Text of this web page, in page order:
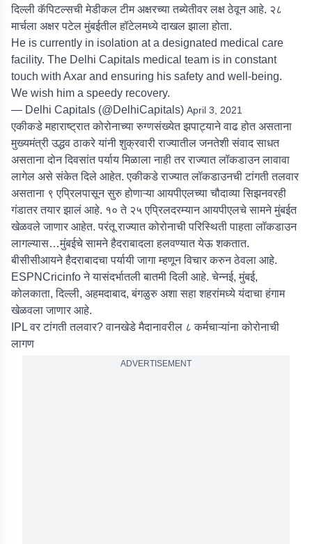
दिल्ली कॅपिटल्सची मेडीकल टीम अक्षरच्या तब्येतीवर लक्ष ठेवून आहे. २८
मार्चला अक्षर पटेल मुंबईतील हॉटेलमध्ये दाखल झाला होता.
He is currently in isolation at a designated medical care
facility. The Delhi Capitals medical team is in constant
touch with Axar and ensuring his safety and well-being.
We wish him a speedy recovery.
— Delhi Capitals (@DelhiCapitals) April 3, 2021
एकीकडे महाराष्ट्रात कोरोनाच्या रुग्णसंख्येत झपाट्याने वाढ होत असताना
मुख्यमंत्री उद्धव ठाकरे यांनी शुक्रवारी राज्यातील जनतेशी संवाद साधत
असताना दोन दिवसांत पर्याय मिळाला नाही तर राज्यात लॉकडाउन लावावा
लागेल असे संकेत दिले आहेत. एकीकडे राज्यात लॉकडाउनची टांगती तलवार
असताना ९ एप्रिलपासून सुरु होणाऱ्या आयपीएलच्या चौदाव्या सिझनवरही
गंडातर तयार झालं आहे. १० ते २५ एप्रिलदरम्यान आयपीएलचे सामने मुंबईत
खेळवले जाणार आहेत. परंतू राज्यात कोरोनाची परिस्थिती पाहता लॉकडाउन
लागल्यास…मुंबईचे सामने हैदराबादला हलवण्यात येऊ शकतात.
बीसीसीआयने हैदराबादचा पर्यायी जागा म्हणून विचार करुन ठेवला आहे.
ESPNCricinfoने यासंदर्भातली बातमी दिली आहे. चेन्नई, मुंबई,
कोलकाता, दिल्ली, अहमदाबाद, बंगळुरु अशा सहा शहरांमध्ये यंदाचा हंगाम
खेळवला जाणार आहे.
IPL वर टांगती तलवार? वानखेडे मैदानावरील ८ कर्मचाऱ्यांना कोरोनाची
लागण
ADVERTISEMENT